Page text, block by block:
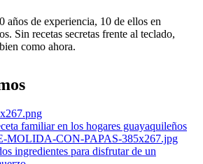
años de experiencia, 10 de ellos en
Sin recetas secretas frente al teclado,
como ahora.
familiar en los hogares guayaquileños
ingredientes para disfrutar de un